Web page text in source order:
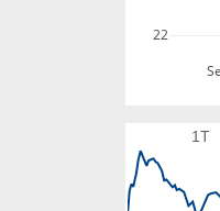
22
1T